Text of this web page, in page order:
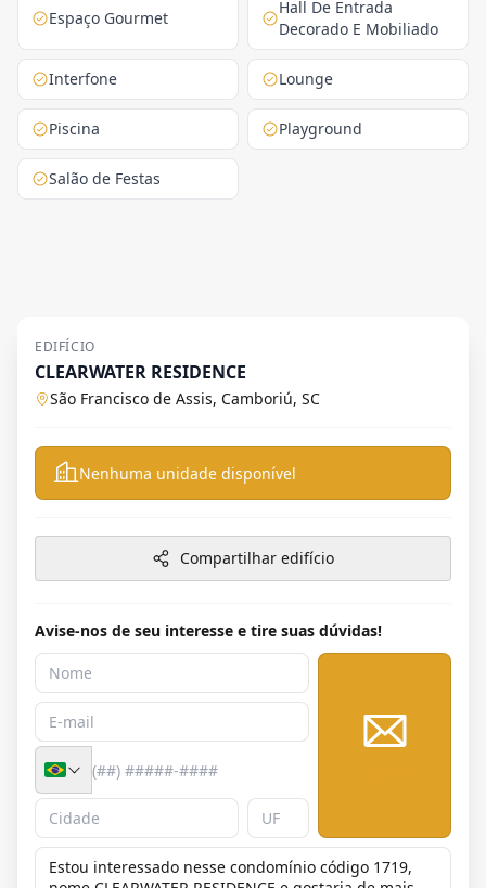
Espaço Gourmet
Hall De Entrada
Decorado E Mobiliado
Interfone Lounge
Piscina Playground
Salão de Festas
EDIFÍCIO
CLEARWATER RESIDENCE
São Francisco de Assis, Camboriú, SC
Nenhuma unidade disponível
Compartilhar edifício
Avise-nos de seu interesse e tire suas dúvidas!